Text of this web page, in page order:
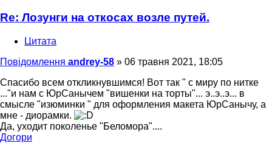
Re: Лозунги на откосах возле путей.
Цитата
Повідомлення andrey-58 » 06 травня 2021, 18:05
Спасибо всем откликнувшимся! Вот так " с миру по нитке
..."и нам с ЮрСанычем "вишенки на торты"... э..э..э... в
смысле "изюминки " для оформления макета ЮрСанычу, а
мне - диорамки.
Да, уходит поколенье "Беломора"....
Догори